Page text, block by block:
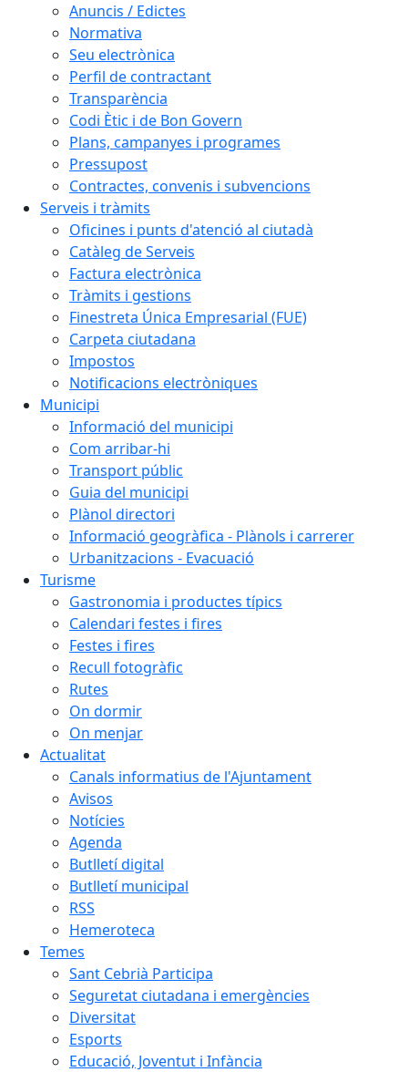
Anuncis / Edictes
Normativa
Seu electrònica
Perfil de contractant
Transparència
Codi Ètic i de Bon Govern
Plans, campanyes i programes
Pressupost
Contractes, convenis i subvencions
Serveis i tràmits
Oficines i punts d'atenció al ciutadà
Catàleg de Serveis
Factura electrònica
Tràmits i gestions
Finestreta Única Empresarial (FUE)
Carpeta ciutadana
Impostos
Notificacions electròniques
Municipi
Informació del municipi
Com arribar-hi
Transport públic
Guia del municipi
Plànol directori
Informació geogràfica - Plànols i carrerer
Urbanitzacions - Evacuació
Turisme
Gastronomia i productes típics
Calendari festes i fires
Festes i fires
Recull fotogràfic
Rutes
On dormir
On menjar
Actualitat
Canals informatius de l'Ajuntament
Avisos
Notícies
Agenda
Butlletí digital
Butlletí municipal
RSS
Hemeroteca
Temes
Sant Cebrià Participa
Seguretat ciutadana i emergències
Diversitat
Esports
Educació, Joventut i Infància